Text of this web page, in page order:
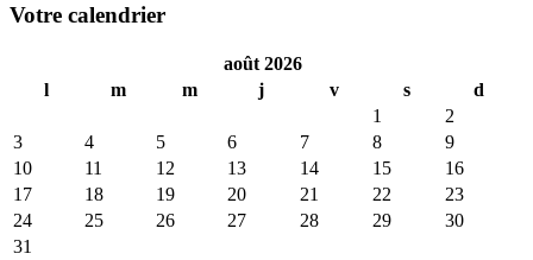
Votre calendrier
août 2026
l
m m j v s
d
1
2
3
4 5 6 7 8
9
10
11 12 13 14 15
16
17
18 19 20 21 22
23
24
25 26 27 28 29
30
31